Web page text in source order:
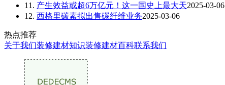
11. 产生效益或超6万亿元！这一国史上最大天2025-03-06
12. 西格里碳素拟出售碳纤维业务2025-03-06
热点推荐
关于我们装修建材知识装修建材百科联系我们